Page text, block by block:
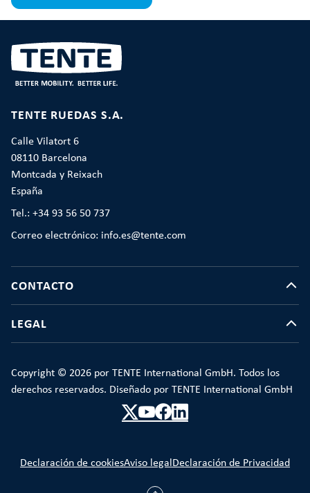
TENTE RUEDAS S.A.
Calle Vilatort 6
08110 Barcelona
Montcada y Reixach
España
Tel.: +34 93 56 50 737
Correo electrónico: info.es@tente.com
CONTACTO
LEGAL
Copyright © 2026 por TENTE International GmbH. Todos los
derechos reservados. Diseñado por TENTE International GmbH
Declaración de cookiesAviso legal Declaración de Privacidad